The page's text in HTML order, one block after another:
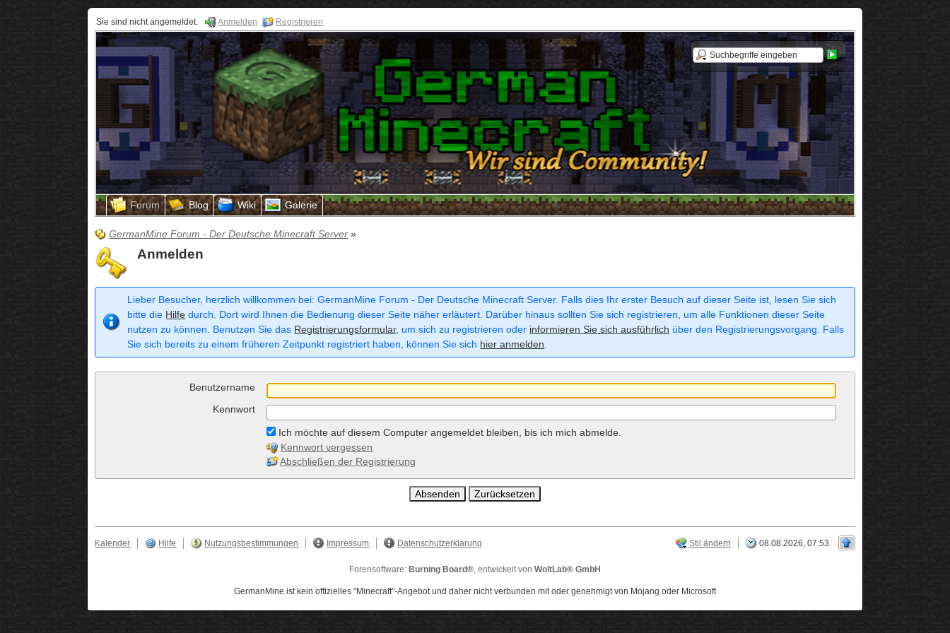
Sie sind nicht angemeldet. Anmelden Registrieren
Forum Blog Wiki Galerie
GermanMine Forum - Der Deutsche Minecraft Server »
Anmelden
Lieber Besucher, herzlich willkommen bei: GermanMine Forum - Der Deutsche Minecraft Server. Falls dies Ihr erster Besuch auf dieser Seite ist, lesen Sie sich
bitte die Hilfe durch. Dort wird Ihnen die Bedienung dieser Seite näher erläutert. Darüber hinaus sollten Sie sich registrieren, um alle Funktionen dieser Seite
nutzen zu können. Benutzen Sie das Registrierungsformular, um sich zu registrieren oder informieren Sie sich ausführlich über den Registrierungsvorgang. Falls
Sie sich bereits zu einem früheren Zeitpunkt registriert haben, können Sie sich hier anmelden
Benutzername
Kennwort
Ich möchte auf diesem Computer angemeldet bleiben, bis ich mich abmelde.
Kennwort vergessen
Abschließen der Registrierung
Kalender Hilfe Nutzungsbestimmungen Impressum Datenschutzerklärung Stil ändern 08.08.2026, 07:53
Forensoftware: Burning Board®, entwickelt von WoltLab® GmbH
GermanMine ist kein offizielles "Minecraft"-Angebot und daher nicht verbunden mit oder genehmigt von Mojang oder Microsoft